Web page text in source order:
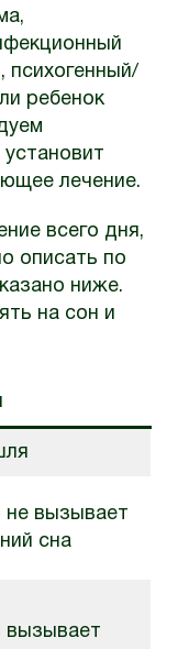
психогенный/
ребенок
лечение.
всего дня,
описать по
ниже.
на сон и
не вызывает
сна
вызывает